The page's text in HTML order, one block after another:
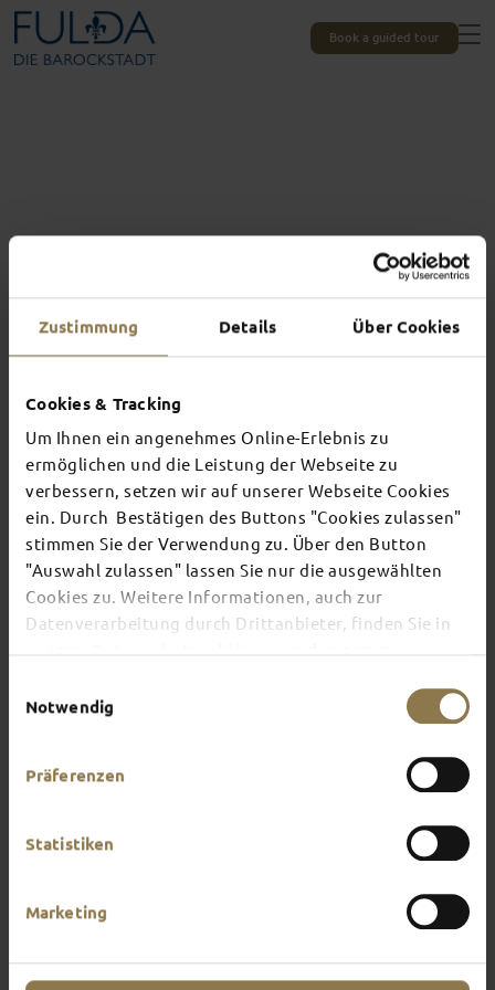
Zustimmung Details Über Cookies
Cookies & Tracking
Um Ihnen ein angenehmes Online-Erlebnis zu
ermöglichen und die Leistung der Webseite zu
verbessern, setzen wir auf unserer Webseite Cookies
ein. Durch Bestätigen des Buttons "Cookies zulassen"
stimmen Sie der Verwendung zu. Über den Button
"Auswahl zulassen" lassen Sie nur die ausgewählten
Cookies zu. Weitere Informationen, auch zur
Datenverarbeitung durch Drittanbieter, finden Sie in
Notwendig
Präferenzen
Statistiken
Marketing
Book a guided tour
Experiences unique to Fulda
TOP EVENTS
There's always something going on in Fulda:
whether it's a concert, a musical, a fun-filled
guided tour or a theatre performance – this is the
place to discover the current events and